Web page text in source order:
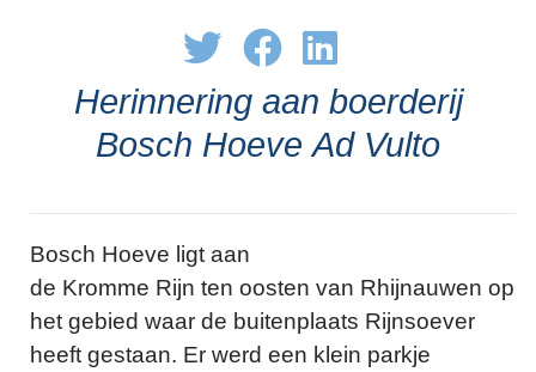
Herinnering aan boerderij
Bosch Hoeve Ad Vulto
Bosch Hoeve ligt aan
de Kromme Rijn ten oosten van Rhijnauwen op
het gebied waar de buitenplaats Rijnsoever
heeft gestaan. Er werd een klein parkje